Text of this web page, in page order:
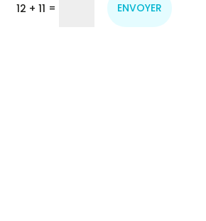
12 + 11 = ENVOYER